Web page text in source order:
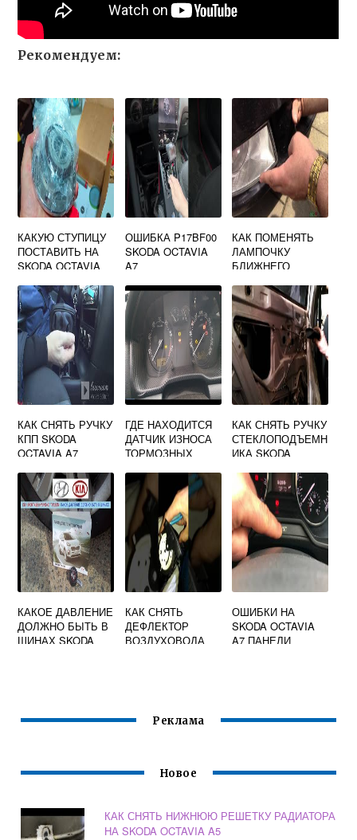
Рекомендуем:
КАКУЮ СТУПИЦУ
ПОСТАВИТЬ НА
SKODA OCTAVIA
ОШИБКА P17BF00
SKODA OCTAVIA
A7
КАК ПОМЕНЯТЬ
ЛАМПОЧКУ
БЛИЖНЕГО
OCTAVIA A5
КАК СНЯТЬ РУЧКУ
КПП SKODA
OCTAVIA A7
ГДЕ НАХОДИТСЯ
ДАТЧИК ИЗНОСА
ТОРМОЗНЫХ
OCTAVIA TOUR
КАК СНЯТЬ РУЧКУ
СТЕКЛОПОДЪЕМН
ИКА SKODA
ЗАДНИЕ
КАКОЕ ДАВЛЕНИЕ
ДОЛЖНО БЫТЬ В
ШИНАХ SKODA
КАК СНЯТЬ
ДЕФЛЕКТОР
ВОЗДУХОВОДА
ОШИБКИ НА
SKODA OCTAVIA
A7 ПАНЕЛИ
Реклама
Новое
КАК СНЯТЬ НИЖНЮЮ РЕШЕТКУ РАДИАТОРА
НА SKODA OCTAVIA A5